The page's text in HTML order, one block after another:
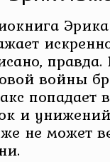
войны
попадает
и
не может